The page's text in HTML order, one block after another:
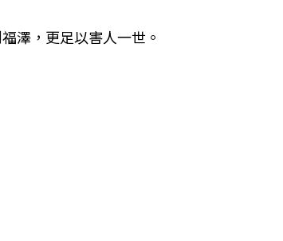
澤，更足以害人一世。